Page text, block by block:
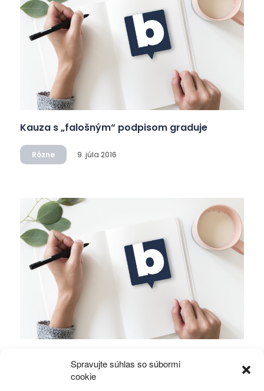
Spravujte súhlas so súbormi
cookie
Kauza s „falošným“ podpisom graduje
Rôzne 9. júla 2016
vami vaši politici?!